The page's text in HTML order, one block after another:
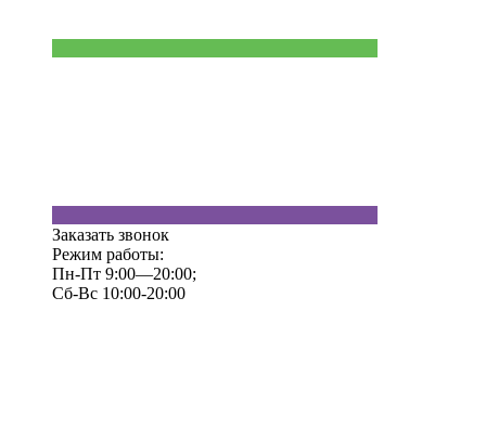
Заказать звонок
Режим работы:
Пн-Пт 9:00—20:00;
Сб-Вс 10:00-20:00